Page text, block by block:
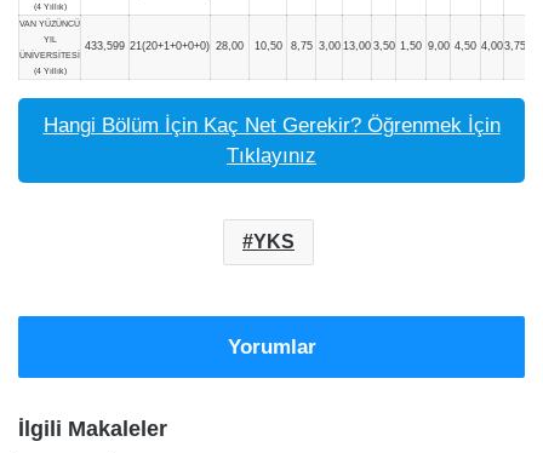
(4 Yıllık)
VAN YÜZÜNCÜ
YIL
ÜNİVERSİTESİ
(4 Yıllık)
433,599 21(20+1+0+0+0) 28,00 10,50 8,75 3,00 13,00 3,50 1,50 9,00 4,50 4,003,75
Hangi Bölüm İçin Kaç Net Gerekir? Öğrenmek İçin
Tıklayınız
YKS
Yorumlar
İlgili Makaleler